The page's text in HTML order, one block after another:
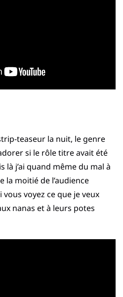
teaseur la nuit, le genre
si le rôle titre avait été
là j’ai quand même du mal à
la moitié de l’audience
voyez ce que je veux
nanas et à leurs potes